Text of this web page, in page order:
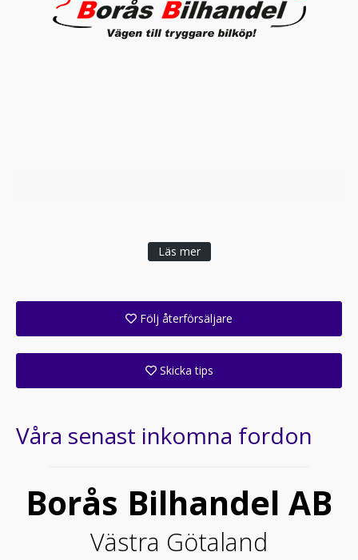
Läs mer
Följ återförsäljare
Skicka tips
Våra senast inkomna fordon
Borås Bilhandel AB
Västra Götaland